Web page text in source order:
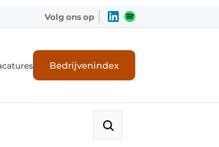
Volg ons op
Bedrijvenindex